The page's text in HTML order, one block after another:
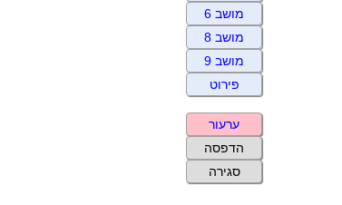
מושב 6
מושב 8
מושב 9
פירוט
ערעור
הדפסה
סגירה